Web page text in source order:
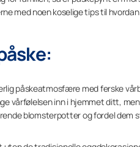
med noen koselige tips til
påskeatmosfære med ferske
vårfølelsen inn i hjemmet ditt,
blomsterpotter og fordel dem